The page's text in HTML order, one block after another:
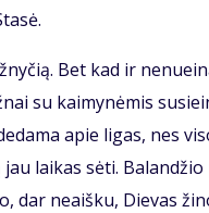
Bet kad ir
su kai­my­nė­mis
apie li­gas, nes
lai­kas sė­ti.
dar ne­aiš­ku, Die­vas